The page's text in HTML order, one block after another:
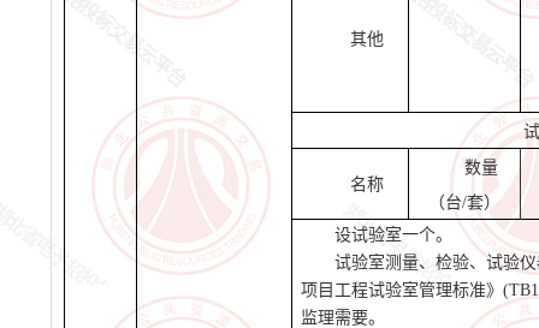
其他
名称
数量
（台/套）
设试验室一个。
试验室测量、检验、试验
项目工程试验室管理标准》
监理需要。